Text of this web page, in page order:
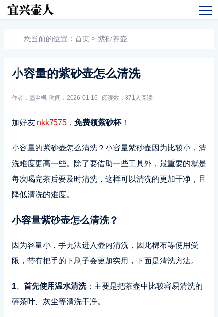
您当前的位置： 首页 > 紫砂养壶
小容量的紫砂壶怎么清洗
作者：墨尘枫 时间：2026-01-16 阅读数： 871人阅读
加好友 nkk7575， 免费领紫砂杯！
小容量的紫砂壶怎么清洗？小容量紫砂壶因为比较小，清
洗难度更高一些。除了要借助一些工具外，最重要的就是
每次喝完茶后要及时清洗，这样可以清洗的更加干净，且
降低清洗的难度。
小容量紫砂壶怎么清洗？
因为容量小，手无法进入壶内清洗，因此棉布等使用受
限，带有把手的下刷子会更加实用，下面是清洗方法。
1、首先使用温水清洗：主要是把茶壶中比较容易清洗的
碎茶叶、灰尘等清洗干净。